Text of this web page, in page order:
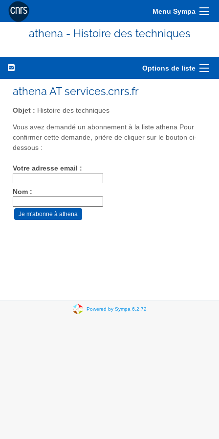
Menu Sympa
athena - Histoire des techniques
Options de liste
athena AT services.cnrs.fr
Objet : Histoire des techniques
Vous avez demandé un abonnement à la liste athena Pour
confirmer cette demande, prière de cliquer sur le bouton ci-
dessous :
Votre adresse email :
Nom :
Powered by Sympa 6.2.72